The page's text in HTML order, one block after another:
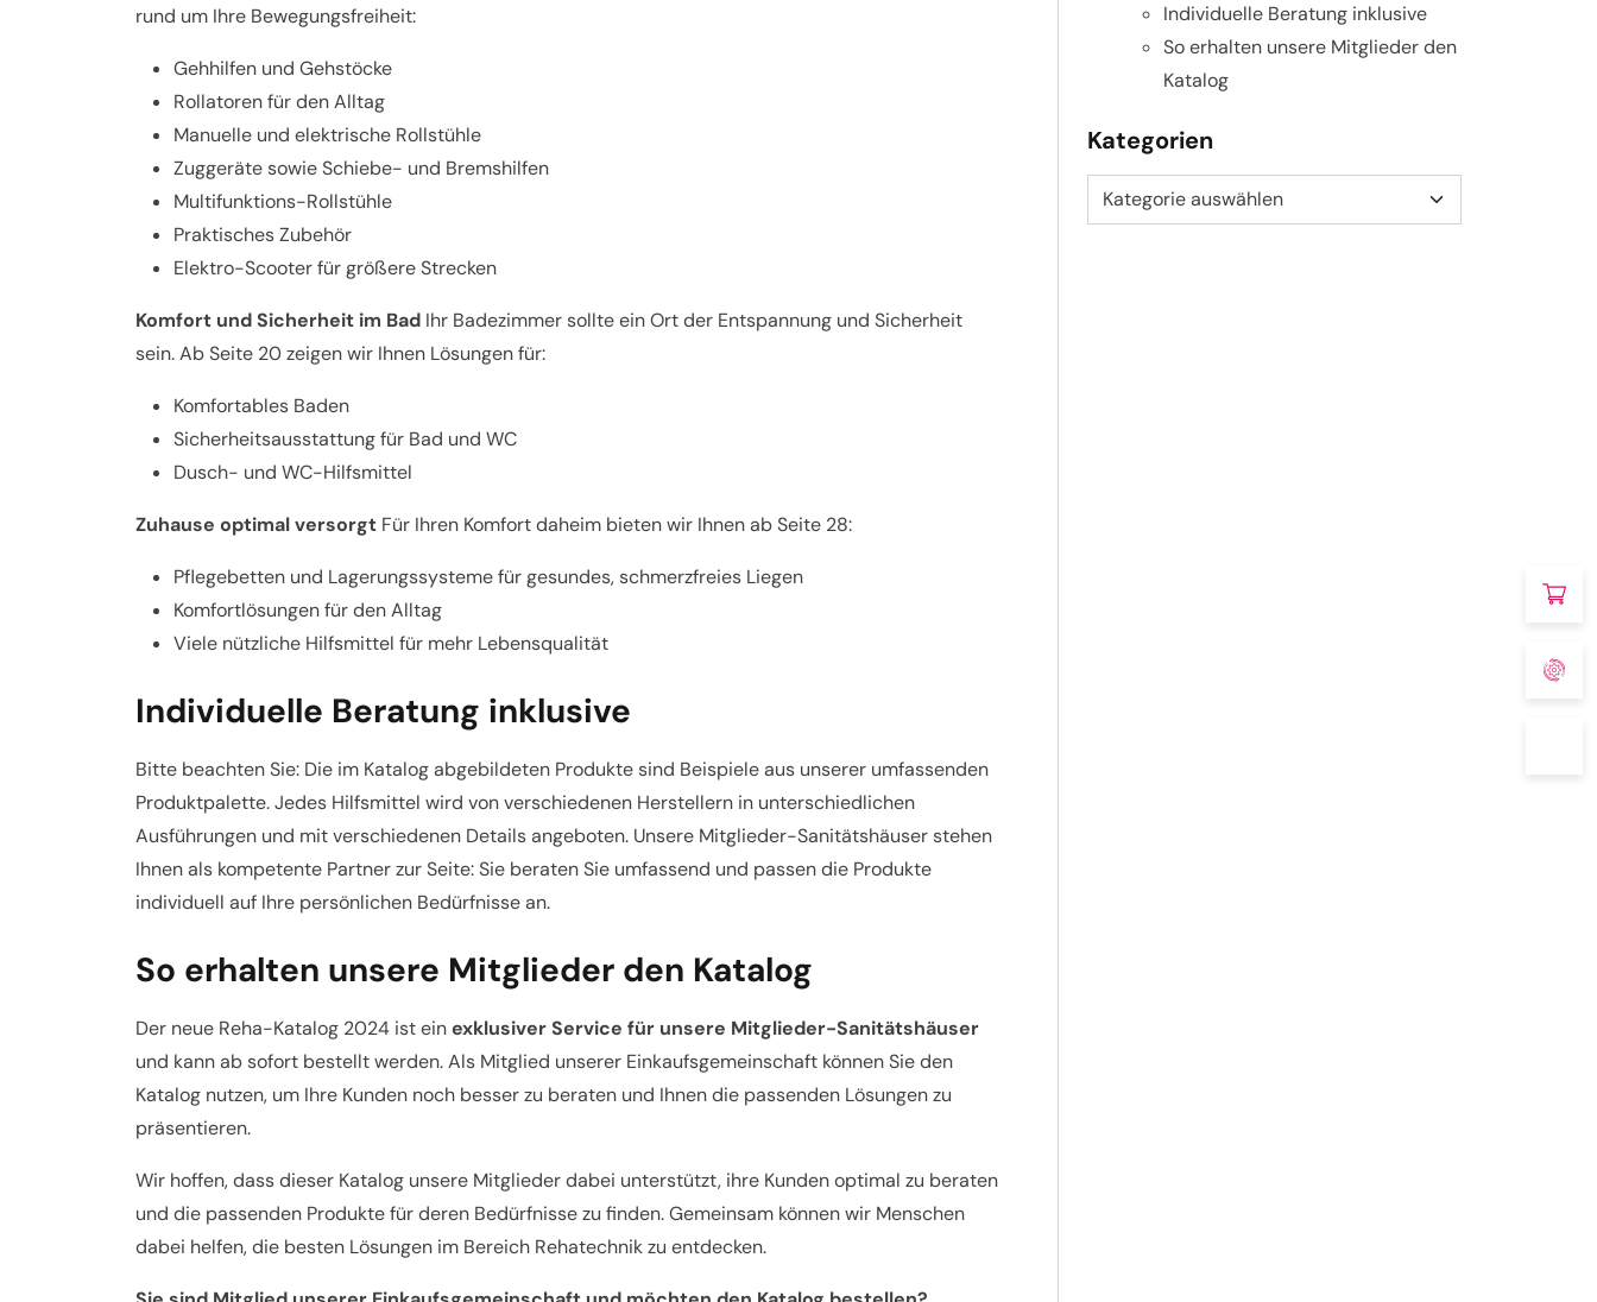
rund um Ihre Bewegungsfreiheit:
Gehhilfen und Gehstöcke
Rollatoren für den Alltag
Manuelle und elektrische Rollstühle
Zuggeräte sowie Schiebe- und Bremshilfen
Multifunktions-Rollstühle
Praktisches Zubehör
Elektro-Scooter für größere Strecken
Komfort und Sicherheit im Bad Ihr Badezimmer sollte ein Ort der Entspannung und Sicherheit
sein. Ab Seite 20 zeigen wir Ihnen Lösungen für:
Komfortables Baden
Sicherheitsausstattung für Bad und WC
Dusch- und WC-Hilfsmittel
Zuhause optimal versorgt Für Ihren Komfort daheim bieten wir Ihnen ab Seite 28:
Pflegebetten und Lagerungssysteme für gesundes, schmerzfreies Liegen
Komfortlösungen für den Alltag
Viele nützliche Hilfsmittel für mehr Lebensqualität
Individuelle Beratung inklusive
Bitte beachten Sie: Die im Katalog abgebildeten Produkte sind Beispiele aus unserer umfassenden
Produktpalette. Jedes Hilfsmittel wird von verschiedenen Herstellern in unterschiedlichen
Ausführungen und mit verschiedenen Details angeboten. Unsere Mitglieder-Sanitätshäuser stehen
Ihnen als kompetente Partner zur Seite: Sie beraten Sie umfassend und passen die Produkte
individuell auf Ihre persönlichen Bedürfnisse an.
So erhalten unsere Mitglieder den Katalog
Der neue Reha-Katalog 2024 ist einexklusiver Service für unsere Mitglieder-Sanitätshäuser
und kann ab sofort bestellt werden. Als Mitglied unserer Einkaufsgemeinschaft können Sie den
Katalog nutzen, um Ihre Kunden noch besser zu beraten und Ihnen die passenden Lösungen zu
präsentieren.
Wir hoffen, dass dieser Katalog unsere Mitglieder dabei unterstützt, ihre Kunden optimal zu beraten
und die passenden Produkte für deren Bedürfnisse zu finden. Gemeinsam können wir Menschen
dabei helfen, die besten Lösungen im Bereich Rehatechnik zu entdecken.
Individuelle Beratung inklusive
So erhalten unsere Mitglieder den
Katalog
Kategorien